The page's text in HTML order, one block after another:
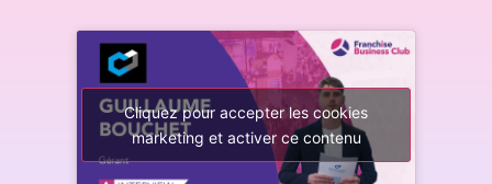
Guillaume Bouchet
(Gérant)Cliquez pour accepter les cookies
marketing et activer ce contenu